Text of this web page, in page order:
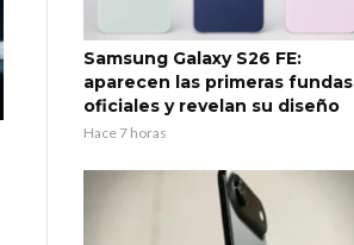
Samsung Galaxy S26 FE:
aparecen las primeras fundas
oficiales y revelan su diseño
Hace 7 horas